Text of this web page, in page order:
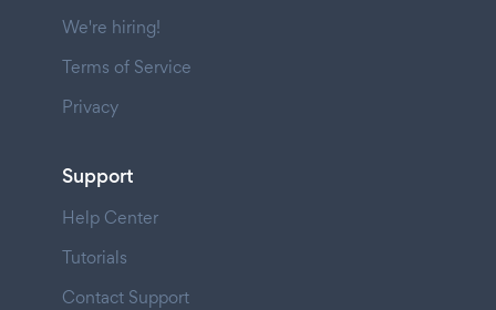
We're hiring!
Terms of Service
Privacy
Support
Help Center
Tutorials
Contact Support